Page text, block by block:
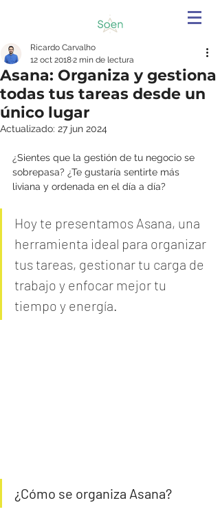
Asana: Organiza y gestiona
todas tus tareas desde un
único lugar
Ricardo Carvalho
12 oct 20182 min de lectura
Actualizado: 27 jun 2024
¿Sientes que la gestión de tu negocio se
sobrepasa? ¿Te gustaría sentirte más
liviana y ordenada en el día a día?
Hoy te presentamos Asana, una
herramienta ideal para organizar
tus tareas, gestionar tu carga de
trabajo y enfocar mejor tu
tiempo y energía.
¿Cómo se organiza Asana?